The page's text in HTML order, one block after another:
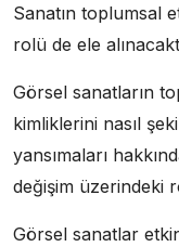
Sanatın toplumsal
rolü de ele
Görsel sanatların
kimliklerini nasıl
yansımaları
değişim üzerindeki
Görsel sanatlar